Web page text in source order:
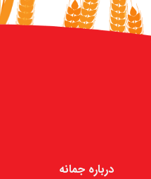
درباره جمانه